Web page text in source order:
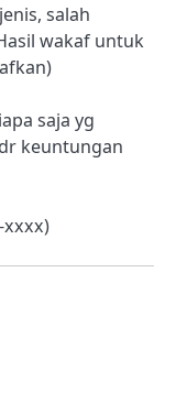
salah
wakaf untuk
saja yg
keuntungan
xxxx)